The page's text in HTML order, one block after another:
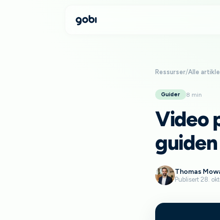
Ressurser/Alle
Guider 8 min
Video
guiden
Thomas
Publisert 28.